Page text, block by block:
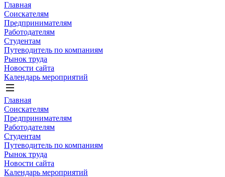
Главная
Соискателям
Предпринимателям
Работодателям
Студентам
Путеводитель по компаниям
Рынок труда
Новости сайта
Календарь мероприятий
Главная
Соискателям
Предпринимателям
Работодателям
Студентам
Путеводитель по компаниям
Рынок труда
Новости сайта
Календарь мероприятий